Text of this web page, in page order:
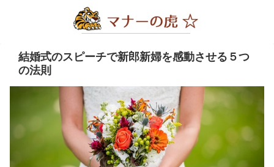
結婚式のスピーチで新郎新婦を感動させる５つ
の法則